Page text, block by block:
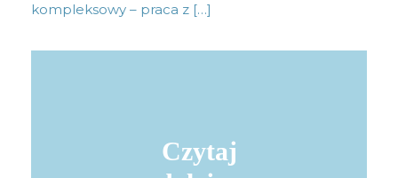
kompleksowy – praca z […]
Czytaj